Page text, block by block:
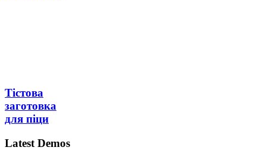
Тістова
заготовка
для піци
Latest Demos